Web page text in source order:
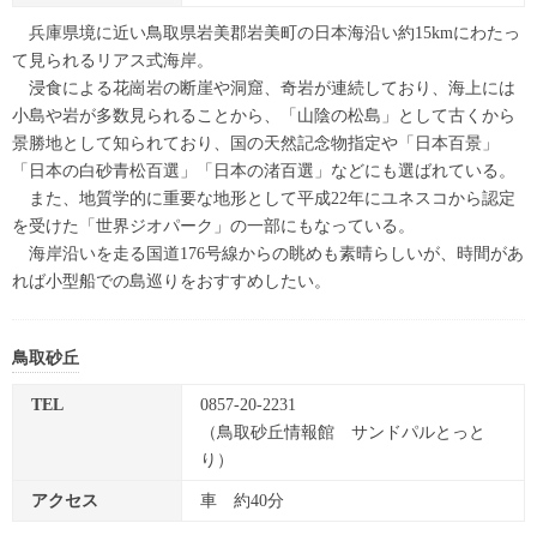
兵庫県境に近い鳥取県岩美郡岩美町の日本海沿い約15kmにわたっ
て見られるリアス式海岸。
浸食による花崗岩の断崖や洞窟、奇岩が連続しており、海上には
小島や岩が多数見られることから、「山陰の松島」として古くから
景勝地として知られており、国の天然記念物指定や「日本百景」
「日本の白砂青松百選」「日本の渚百選」などにも選ばれている。
また、地質学的に重要な地形として平成22年にユネスコから認定
を受けた「世界ジオパーク」の一部にもなっている。
海岸沿いを走る国道176号線からの眺めも素晴らしいが、時間があ
れば小型船での島巡りをおすすめしたい。
鳥取砂丘
TEL
0857-20-2231
（鳥取砂丘情報館 サンドパルとっと
り）
アクセス 車 約40分